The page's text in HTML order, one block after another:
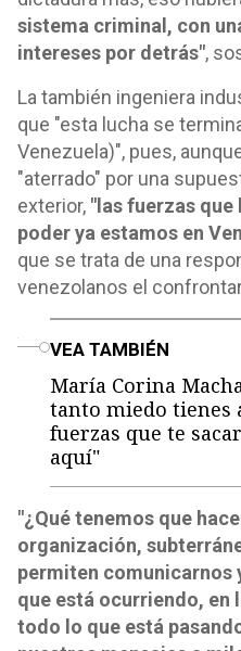
sistema criminal, con
intereses por detrás",
La también ingeniera
que "esta lucha se
Venezuela)", pues,
"aterrado" por una
exterior, "las fuerzas que
poder ya estamos en
que se trata de una
venezolanos el
VEA TAMBIÉN
María Corina
tanto miedo tienes
fuerzas que te
aquí"
"¿Qué tenemos que
organización,
permiten comunicarnos
que está ocurriendo, en
todo lo que está